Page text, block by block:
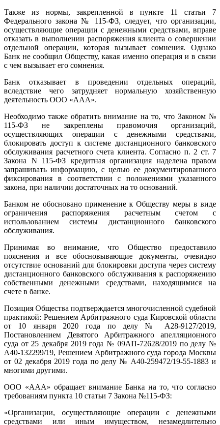
Также из нормы, закрепленной в пункте 11 статьи 7
Федерального закона № 115-ФЗ, следует, что организации,
осуществляющие операции с денежными средствами, вправе
отказать в выполнении распоряжения клиента о совершении
отдельной операции, которая вызывает сомнения. Однако
Банк не сообщил Обществу, какая именно операция и в связи
с чем вызывает его сомнения.
Банк отказывает в проведении отдельных операций,
вследствие чего затрудняет нормальную хозяйственную
деятельность ООО «ААА».
Необходимо также обратить внимание на то, что Законом №
115-ФЗ не закреплены правомочия организаций,
осуществляющих операции с денежными средствами,
блокировать доступ к системе дистанционного банковского
обслуживания расчетного счета клиента. Согласно п. 2 ст. 7
Закона N 115-ФЗ кредитная организация наделена правом
запрашивать информацию, с целью ее документированного
фиксирования в соответствии с положениями указанного
закона, при наличии достаточных на то оснований.
Банком не обосновано применение к Обществу меры в виде
ограничения распоряжения расчетным счетом с
использованием системы дистанционного банковского
обслуживания.
Принимая во внимание, что Общество предоставило
пояснения и все обосновывающие документы, очевидно
отсутствие оснований для блокировки доступа через систему
дистанционного банковского обслуживания к распоряжению
собственными денежными средствами, находящимися на
счете в банке.
Позиция Общества подтверждается многочисленной судебной
практикой: Решением Арбитражного суда Кировской области
от 10 января 2020 года по делу № А28-9127/2019,
Постановлением Девятого Арбитражного апелляционного
суда от 25 декабря 2019 года № 09АП-72628/2019 по делу №
А40-132299/19, Решением Арбитражного суда города Москвы
от 02 декабря 2019 года по делу № А40-259472/19-55-1883 и
многими другими.
ООО «ААА» обращает внимание Банка на то, что согласно
требованиям пункта 10 статьи 7 Закона №115-ФЗ:
«Организации, осуществляющие операции с денежными
средствами или иным имуществом, незамедлительно